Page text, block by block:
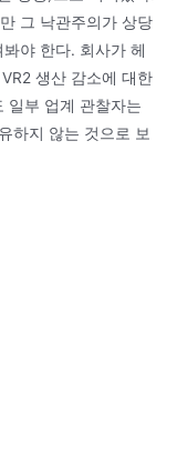
그 낙관주의가 상당
야 한다. 회사가 헤
생산 감소에 대한
일부 업계 관찰자는
하지 않는 것으로 보